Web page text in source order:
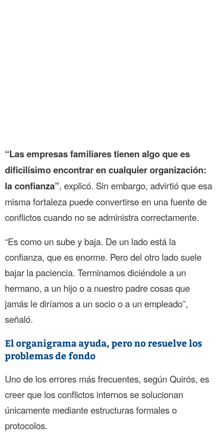
“Las empresas familiares tienen algo que es
dificilísimo encontrar en cualquier organización:
la confianza”, explicó. Sin embargo, advirtió que esa
misma fortaleza puede convertirse en una fuente de
conflictos cuando no se administra correctamente.
“Es como un sube y baja. De un lado está la
confianza, que es enorme. Pero del otro lado suele
bajar la paciencia. Terminamos diciéndole a un
hermano, a un hijo o a nuestro padre cosas que
jamás le diríamos a un socio o a un empleado”,
señaló.
El organigrama ayuda, pero no resuelve los
problemas de fondo
Uno de los errores más frecuentes, según Quirós, es
creer que los conflictos internos se solucionan
únicamente mediante estructuras formales o
protocolos.